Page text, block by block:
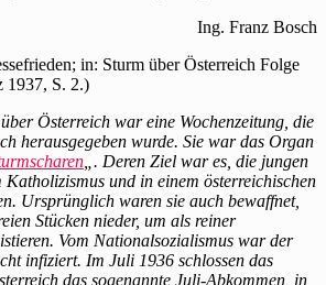
Ing. Franz Bosch
in: Sturm über Österreich Folge
1937, S. 2.)
Österreich war eine Wochenzeitung, die
herausgegeben wurde. Sie war das Organ
„. Deren Ziel war es, die jungen
und in einem österreichischen
Ursprünglich waren sie auch bewaffnet,
Stücken nieder, um als reiner
Vom Nationalsozialismus war der
infiziert. Im Juli 1936 schlossen das
das sogenannte Juli-Abkommen, in